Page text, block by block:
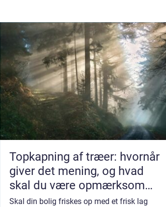
Topkapning af træer: hvornår
giver det mening, og hvad
skal du være opmærksom
på?
Skal din bolig friskes op med et frisk lag